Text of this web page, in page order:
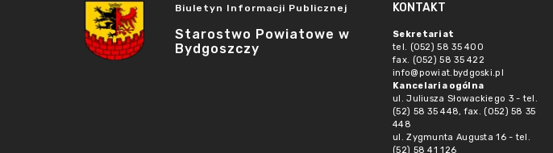
Biuletyn Informacji Publicznej
Starostwo Powiatowe w
Bydgoszczy
KONTAKT
Sekretariat
tel. (052) 58 35 400
fax. (052) 58 35 422
info@powiat.bydgoski.pl
Kancelaria ogólna
ul. Juliusza Słowackiego 3 - tel.
(52) 58 35 448, fax. (052) 58 35
448
ul. Zygmunta Augusta 16 - tel.
(52) 58 41 126